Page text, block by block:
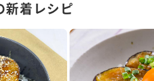
新着レシピ